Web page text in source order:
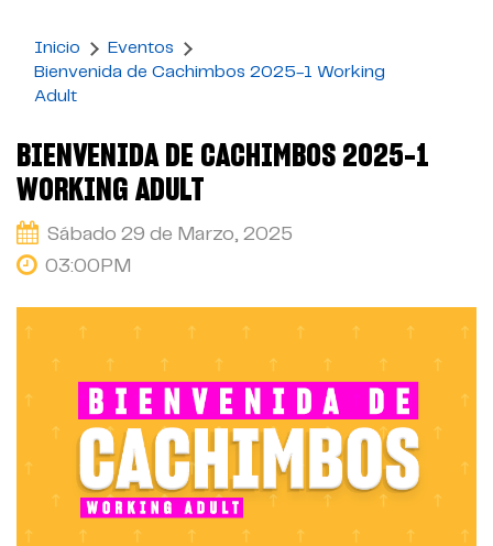
Inicio
Eventos
Bienvenida de Cachimbos 2025-1 Working
Adult
BIENVENIDA DE CACHIMBOS 2025-1
WORKING ADULT
Sábado 29 de Marzo, 2025
03:00PM